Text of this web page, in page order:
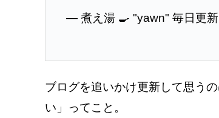
— 煮え湯 🍳 "yawn" 毎日更
ブログを追いかけ更新して思う
い」ってこと。